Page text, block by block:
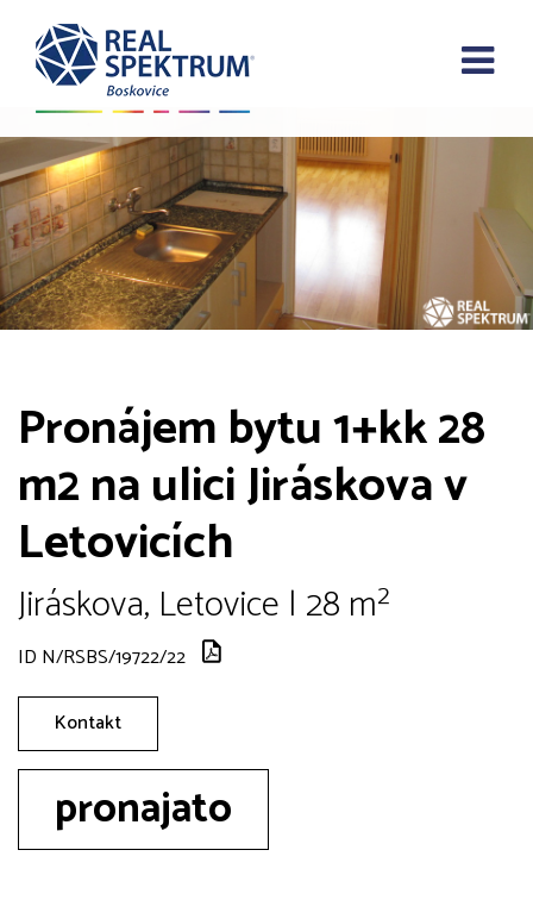
Pronájem bytu 1+kk 28
m2 na ulici Jiráskova v
Letovicích
Jiráskova, Letovice | 28 m²
ID N/RSBS/19722/22
Kontakt
pronajato